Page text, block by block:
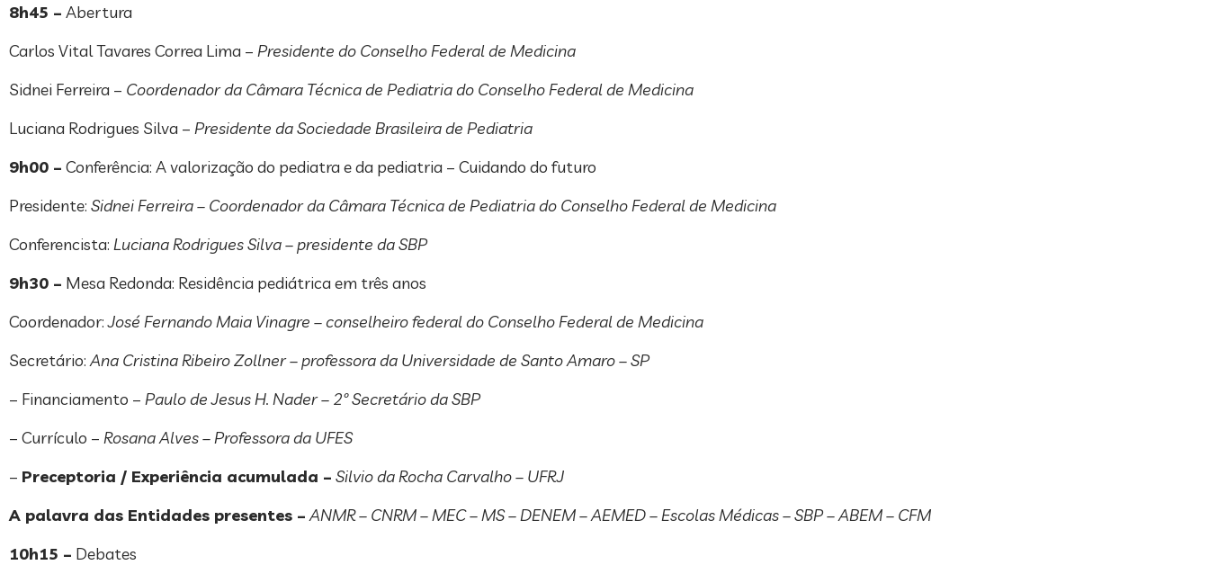
8h45 – Abertura
Carlos Vital Tavares Correa Lima – Presidente do Conselho Federal de Medicina
Sidnei Ferreira – Coordenador da Câmara Técnica de Pediatria do Conselho Federal de Medicina
Luciana Rodrigues Silva – Presidente da Sociedade Brasileira de Pediatria
9h00 – Conferência: A valorização do pediatra e da pediatria – Cuidando do futuro
Presidente: Sidnei Ferreira – Coordenador da Câmara Técnica de Pediatria do Conselho Federal de Medicina
Conferencista: Luciana Rodrigues Silva – presidente da SBP
9h30 – Mesa Redonda: Residência pediátrica em três anos
Coordenador:José Fernando Maia Vinagre – conselheiro federal do Conselho Federal de Medicina
Secretário: Ana Cristina Ribeiro Zollner – professora da Universidade de Santo Amaro – SP
– Financiamento – Paulo de Jesus H. Nader – 2º Secretário da SBP
– Currículo – Rosana Alves – Professora da UFES
– Preceptoria / Experiência acumulada – Silvio da Rocha Carvalho – UFRJ
A palavra das Entidades presentes – ANMR – CNRM – MEC – MS – DENEM – AEMED – Escolas Médicas – SBP – ABEM – CFM
10h15 – Debates